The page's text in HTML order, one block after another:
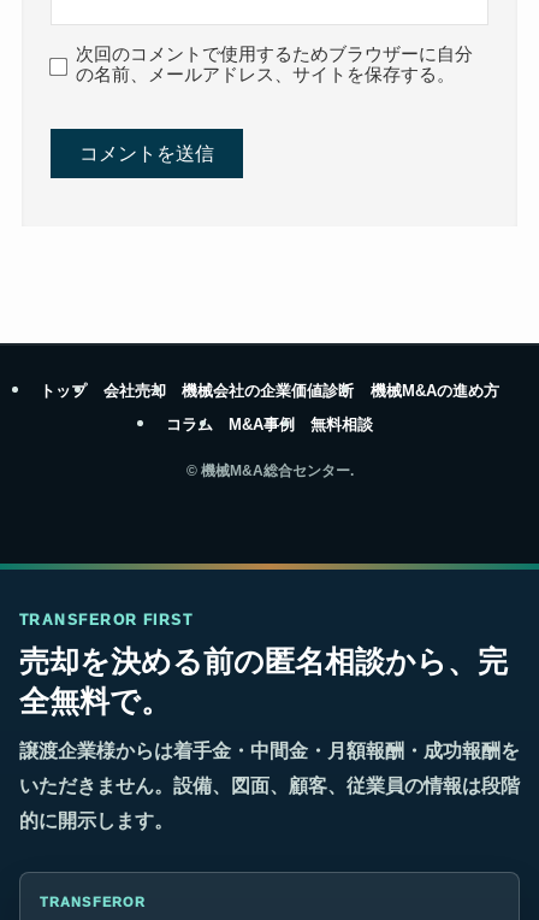
次回のコメントで使用するためブラウザーに自分
の名前、メールアドレス、サイトを保存する。
トップ 会社売却 機械会社の企業価値診断
機械M&Aの進め方
コラム
M&A事例 無料相談
©機械M&A総合センター.
TRANSFEROR FIRST
売却を決める前の匿名相談から、完
全無料で。
譲渡企業様からは着手金・中間金・月額報酬・成功報酬を
いただきません。設備、図面、顧客、従業員の情報は段階
的に開示します。
TRANSFEROR